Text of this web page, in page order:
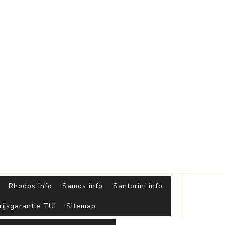
Rhodos info Samos info Santorini info
TUI Sitemap